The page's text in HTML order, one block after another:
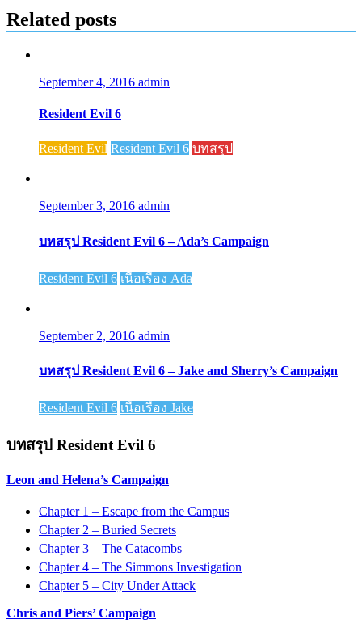
Related posts
September 4, 2016 admin
Resident Evil 6
Resident Evil Resident Evil 6 บทสรุป
September 3, 2016 admin
บทสรุป Resident Evil 6 – Ada’s Campaign
Resident Evil 6 เนื้อเรื่อง Ada
September 2, 2016 admin
บทสรุป Resident Evil 6 – Jake and Sherry’s Campaign
Resident Evil 6 เนื้อเรื่อง Jake
บทสรุป Resident Evil 6
Leon and Helena’s Campaign
Chapter 1 – Escape from the Campus
Chapter 2 – Buried Secrets
Chapter 3 – The Catacombs
Chapter 4 – The Simmons Investigation
Chapter 5 – City Under Attack
Chris and Piers’ Campaign